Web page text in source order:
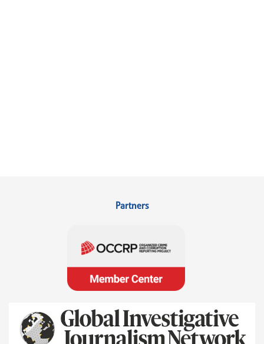
Partners